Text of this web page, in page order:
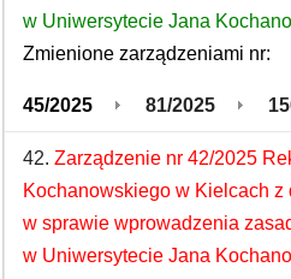
w Uniwersytecie Jana
Zmienione zarządzeniami nr:
45/2025 81/2025
42. Zarządzenie nr 42/2025
Kochanowskiego w Kielcach z
w sprawie wprowadzenia
w Uniwersytecie Jana